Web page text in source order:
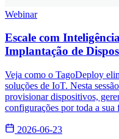
Webinar
Escale com
Implantação de
Veja como o TagoDeploy
soluções de IoT. Nesta
provisionar dispositivos,
configurações por toda a
2026-06-23